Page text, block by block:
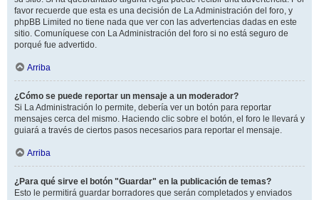
favor recuerde que esta es una decisión de La Administración del foro, y
phpBB Limited no tiene nada que ver con las advertencias dadas en este
sitio. Comuníquese con La Administración del foro si no está seguro de
porqué fue advertido.
Arriba
¿Cómo se puede reportar un mensaje a un moderador?
Si La Administración lo permite, debería ver un botón para reportar
mensajes cerca del mismo. Haciendo clic sobre el botón, el foro le llevará y
guiará a través de ciertos pasos necesarios para reportar el mensaje.
Arriba
¿Para qué sirve el botón "Guardar" en la publicación de temas?
Esto le permitirá guardar borradores que serán completados y enviados